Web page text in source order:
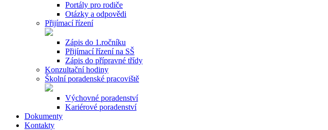
Portály pro rodiče
Otázky a odpovědi
Přijímací řízení
Zápis do 1.ročníku
Přijímací řízení na SŠ
Zápis do přípravné třídy
Konzultační hodiny
Školní poradenské pracoviště
Výchovné poradenství
Kariérové poradenství
Dokumenty
Kontakty